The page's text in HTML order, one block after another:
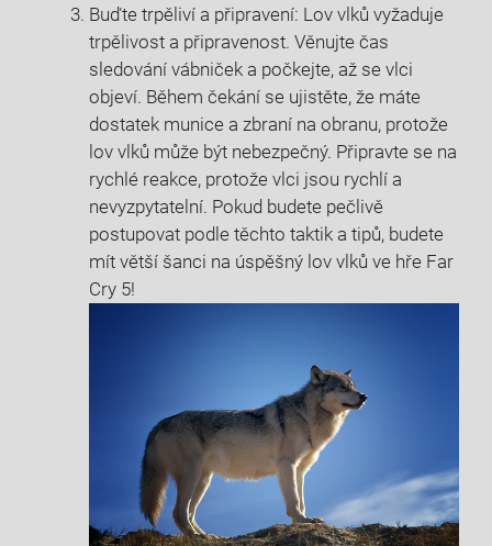
Buďte trpěliví a připravení: Lov vlků vyžaduje
trpělivost a připravenost. Věnujte čas
sledování vábniček a počkejte, až se vlci
objeví. Během čekání se ujistěte, že máte
dostatek munice a zbraní na obranu, protože
lov vlků může být nebezpečný. Připravte se na
rychlé reakce, protože vlci jsou rychlí a
nevyzpytatelní. Pokud budete pečlivě
postupovat podle těchto taktik a tipů, budete
mít větší šanci na úspěšný lov vlků ve hře Far
Cry 5!